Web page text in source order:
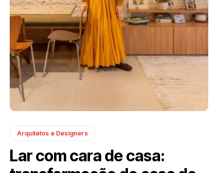
Arquitetos e Designers
Lar com cara de casa: